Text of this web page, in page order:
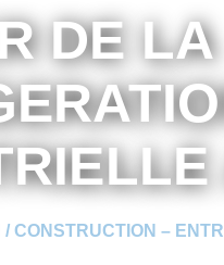
DE LA
CONSTRUCTION –